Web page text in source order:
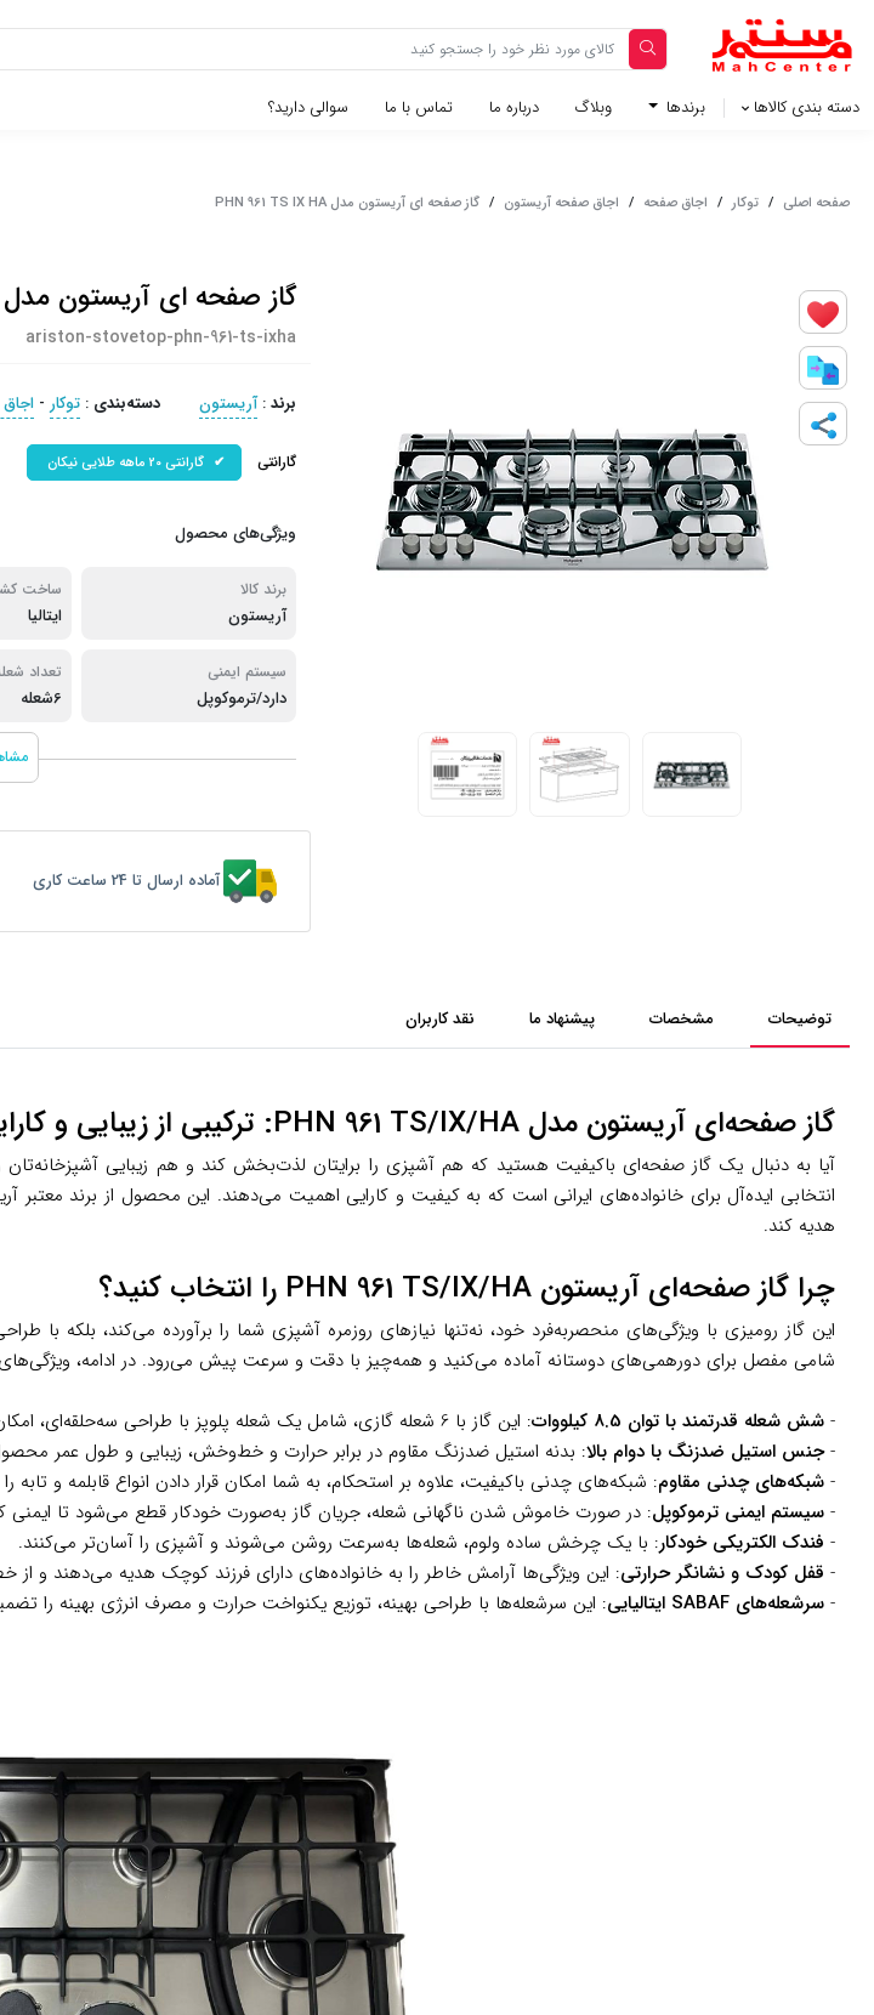
دسته بندی کالاها برندها وبلاگ‌ درباره ما تماس با ما سوالی دارید؟
صفحه اصلی / توکار / اجاق صفحه / اجاق صفحه آریستون / گاز صفحه ای آریستون مدل PHN 961 TS IX HA
گاز صفحه ای آریستون مدل PHN 961 TS IX HA
ariston-stovetop-phn-961-ts-ixha
برند:آریستون دسته‌بندی : توکار -
گارانتی گارانتی 20 ماهه طلایی نیکان
ویژگی‌های محصول
برند کالا
آریستون
ساخت
ایتالیا
سیستم ایمنی
دارد/ترموکوپل
تعداد
6شعله
آماده ارسال تا 24 ساعت کاری
توضیحات مشخصات پیشنهاد ما نقد کاربران
گاز صفحه‌ای آریستون مدل PHN 961 TS/IX/HA: ترکیبی از زیبایی و کارایی برای آشپزخانه شما
انتخابی ایده‌آل برای خانواده‌های ایرانی است که به کیفیت و کارایی اهمیت می‌دهند. این محصول از برند معتبر
هدیه کند.
چرا گاز صفحه‌ای آریستون PHN 961 TS/IX/HA را انتخاب کنید؟
شامی مفصل برای دورهمی‌های دوستانه آماده می‌کنید و همه‌چیز با دقت و سرعت پیش می‌رود. در ادامه،
- شش شعله قدرتمند با توان 8.5 کیلووات
: این گاز با 6 شعله گازی، شامل یک شعله پلوپز با طراحی سه‌حلقه‌ای، امکان پخت انواع غذاها، از پلوهای مجلسی ایرانی تا خوراک‌های روزمره را فراهم می‌کند.
-جنس استیل ضدزنگ با دوام بالا: بدنه استیل ضدزنگ مقاوم در برابر حرارت و خط‌وخش، زیبایی و طول عمر
- شبکه‌های چدنی مقاوم: شبکه‌های چدنی باکیفیت، علاوه بر استحکام، به شما امکان قرار دادن انواع قابلمه و
- سیستم ایمنی ترموکوپل: در صورت خاموش شدن ناگهانی شعله، جریان گاز به‌صورت خودکار قطع می‌شود تا ایمنی
- فندک الکتریکی خودکار: با یک چرخش ساده ولوم، شعله‌ها به‌سرعت روشن می‌شوند و آشپزی را آسان‌تر می‌کنند.
- قفل کودک و نشانگر حرارتی: این ویژگی‌ها آرامش خاطر را به خانواده‌های دارای فرزند کوچک هدیه می‌دهند و از
- سرشعله‌های SABAF ایتالیایی : این سرشعله‌ها با طراحی بهینه، توزیع یکنواخت حرارت و مصرف انرژی بهینه را